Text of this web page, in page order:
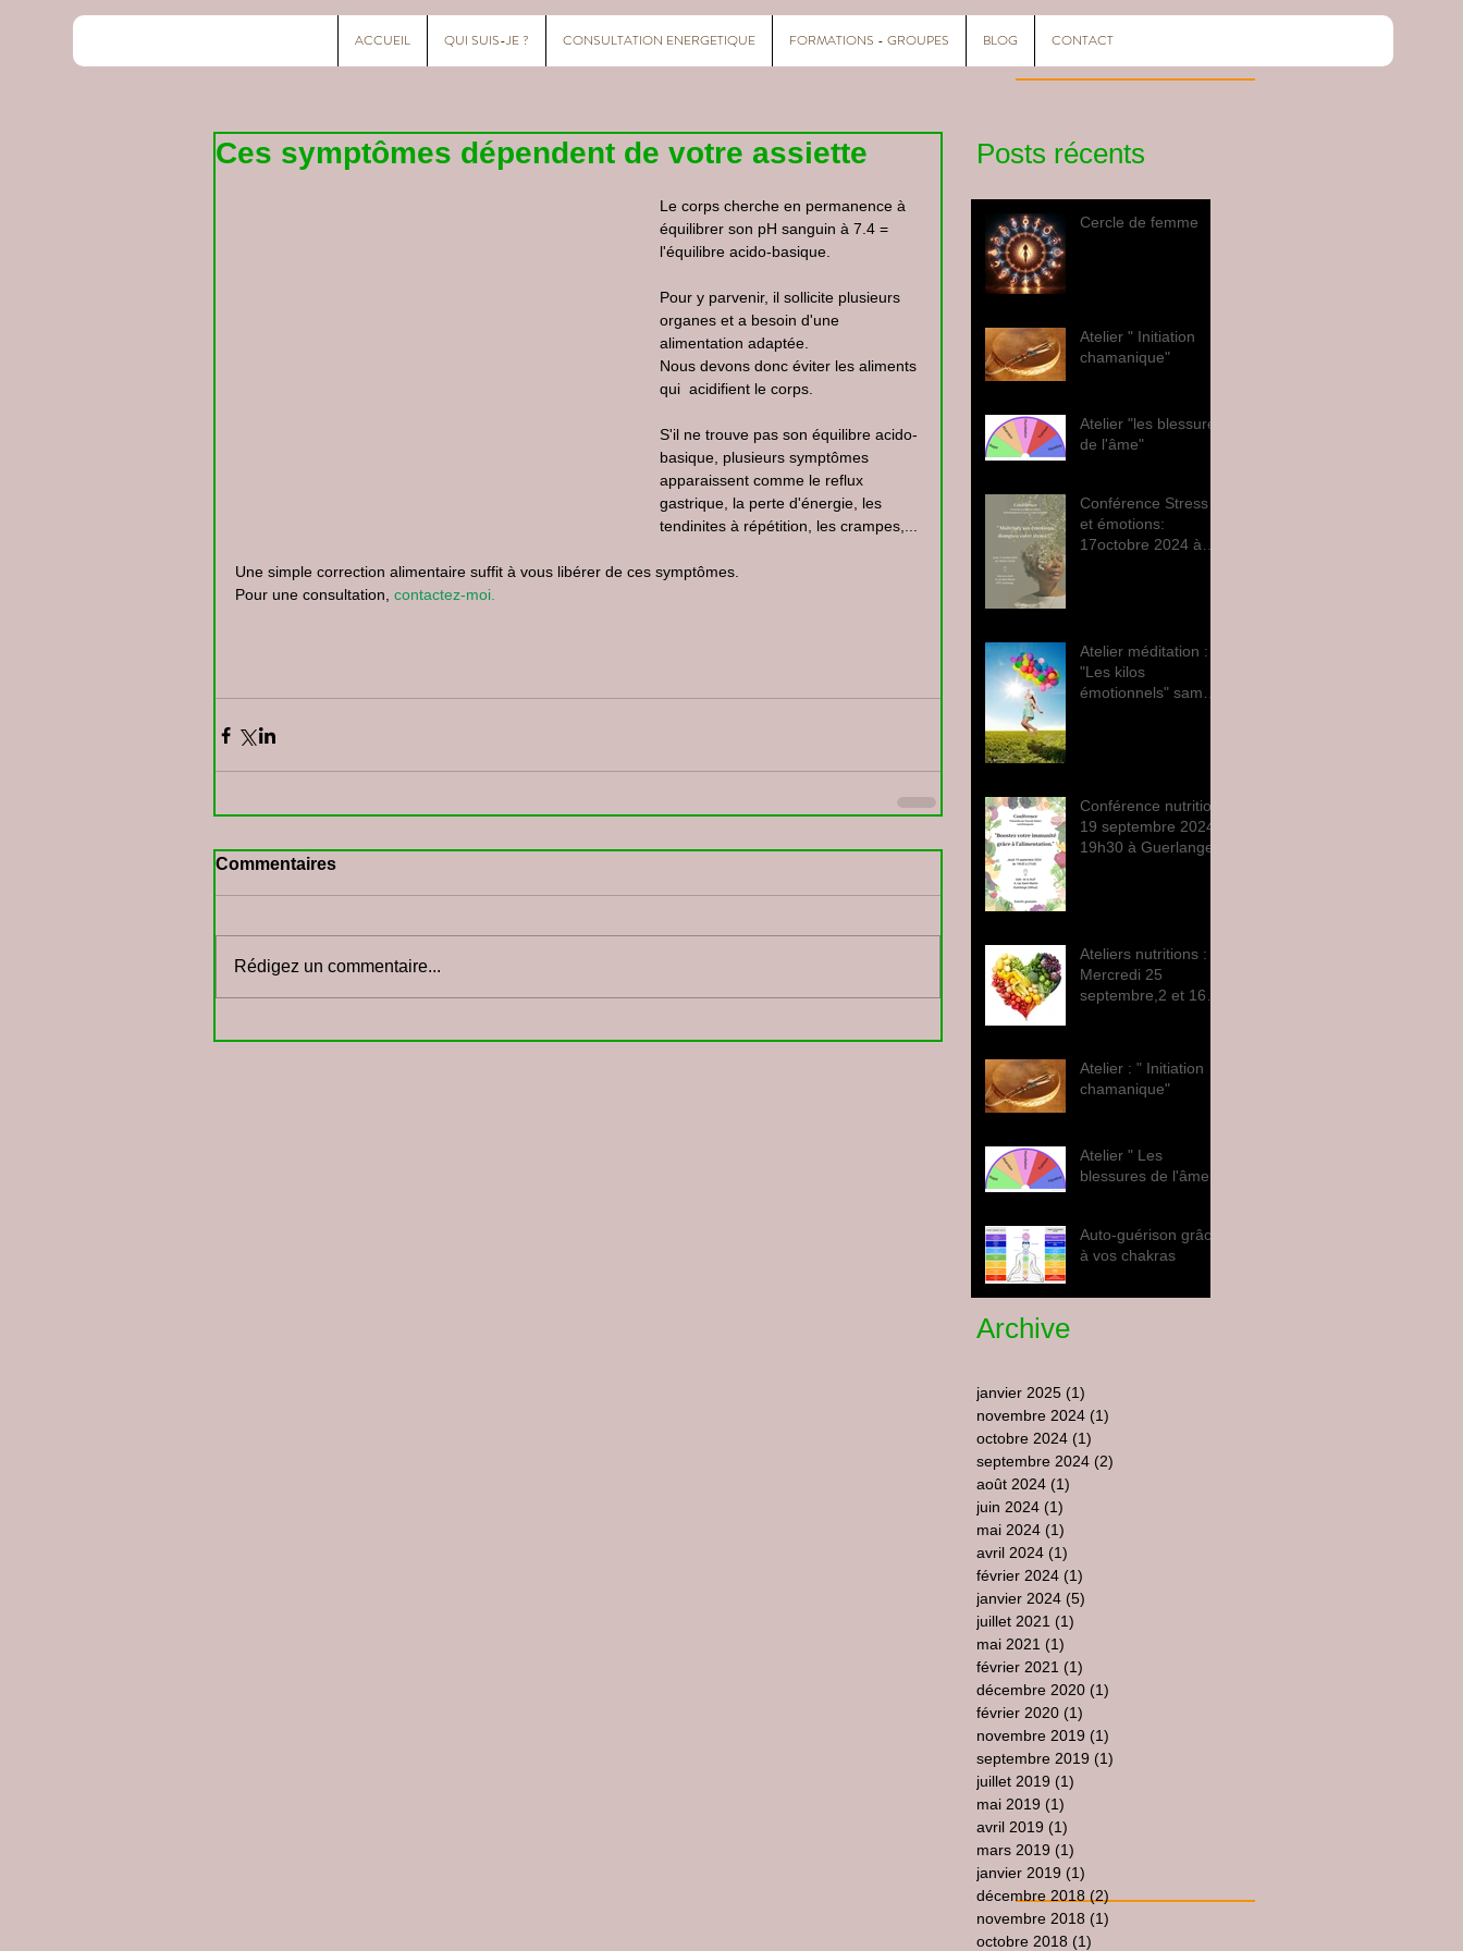
ACCUEIL QUI SUIS-JE ? CONSULTATION ENERGETIQUE FORMATIONS - GROUPES BLOG CONTACT
Ces symptômes dépendent de votre assiette
Le corps cherche en permanence à
équilibrer son pH sanguin à 7.4 =
l'équilibre acido-basique.
Pour y parvenir, il sollicite plusieurs
organes et a besoin d'une
alimentation adaptée.
Nous devons donc éviter les aliments
qui  acidifient le corps.
S'il ne trouve pas son équilibre acido-
basique, plusieurs symptômes
apparaissent comme le reflux
gastrique, la perte d'énergie, les
tendinites à répétition, les crampes,...
Une simple correction alimentaire suffit à vous libérer de ces symptômes.
Pour une consultation, contactez-moi.
Commentaires
Rédigez un commentaire...
Posts récents
Cercle de femme
Atelier " Initiation
chamanique"
Atelier "les blessures
de l'âme"
Conférence Stress
et émotions:
17octobre 2024 à
Atelier méditation :
"Les kilos
émotionnels" samedi
Conférence nutrition
19 septembre 2024
19h30 à Guerlange
Ateliers nutritions :
Mercredi 25
septembre,2 et 16
Atelier : " Initiation
chamanique"
Atelier " Les
blessures de l'âme "
Auto-guérison grâce
à vos chakras
Archive
janvier 2025 (1)
novembre 2024 (1)
octobre 2024 (1)
septembre 2024 (2)
août 2024 (1)
juin 2024 (1)
mai 2024 (1)
avril 2024 (1)
février 2024 (1)
janvier 2024 (5)
juillet 2021 (1)
mai 2021 (1)
février 2021 (1)
décembre 2020 (1)
février 2020 (1)
novembre 2019 (1)
septembre 2019 (1)
juillet 2019 (1)
mai 2019 (1)
avril 2019 (1)
mars 2019 (1)
janvier 2019 (1)
décembre 2018 (2)
novembre 2018 (1)
octobre 2018 (1)